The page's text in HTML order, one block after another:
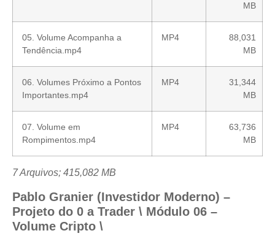
MB
05. Volume Acompanha a
Tendência.mp4
MP4
88,031
MB
06. Volumes Próximo a Pontos
Importantes.mp4
MP4
31,344
MB
07. Volume em
Rompimentos.mp4
MP4
63,736
MB
7 Arquivos; 415,082 MB
Pablo Granier (Investidor Moderno) –
Projeto do 0 a Trader \ Módulo 06 –
Volume Cripto \